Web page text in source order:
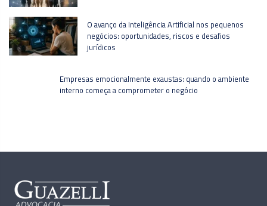
O avanço da Inteligência Artificial nos pequenos
negócios: oportunidades, riscos e desafios
jurídicos
Empresas emocionalmente exaustas: quando o ambiente
interno começa a comprometer o negócio